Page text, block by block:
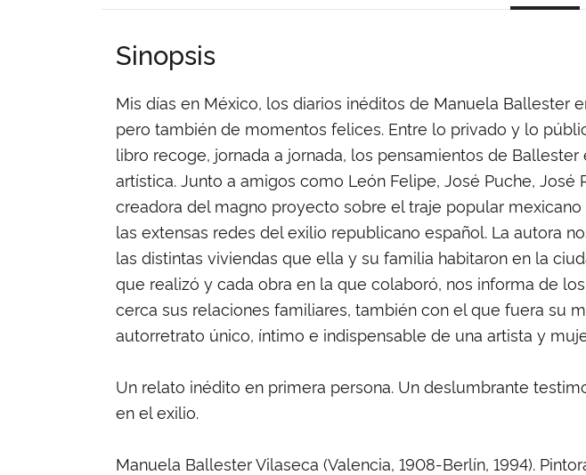
Sinopsis
Mis días en México, los diarios inéditos de Manuela Ballester
pero también de momentos felices. Entre lo privado y lo
libro recoge, jornada a jornada, los pensamientos de
artística. Junto a amigos como León Felipe, José Puche, José
creadora del magno proyecto sobre el traje popular
las extensas redes del exilio republicano español. La autora
las distintas viviendas que ella y su familia habitaron en la
que realizó y cada obra en la que colaboró, nos informa de
cerca sus relaciones familiares, también con el que fuera su
autorretrato único, íntimo e indispensable de una artista y
Un relato inédito en primera persona. Un deslumbrante
en el exilio.
Manuela Ballester Vilaseca (Valencia, 1908-Berlín, 1994).